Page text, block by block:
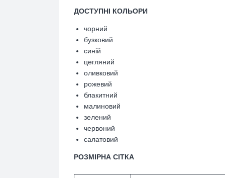
ДОСТУПНІ КОЛЬОРИ
чорний
бузковий
синій
цегляний
оливковий
рожевий
блакитний
малиновий
зелений
червоний
салатовий
РОЗМІРНА СІТКА